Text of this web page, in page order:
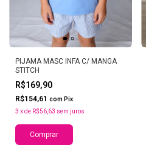
PIJAMA MASC INFA C/ MANGA
STITCH
R$169,90
R$154,61 com Pix
3 xde R$56,63 sem juros
Comprar